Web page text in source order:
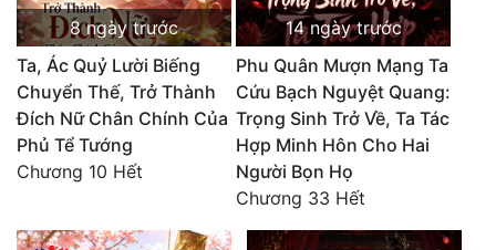
8 ngày trước
Ta, Ác Quỷ Lười Biếng
Chuyển Thế, Trở Thành
Đích Nữ Chân Chính Của
Phủ Tể Tướng
Chương 10 Hết
14 ngày trước
Phu Quân Mượn Mạng Ta
Cứu Bạch Nguyệt Quang:
Trọng Sinh Trở Về, Ta Tác
Hợp Minh Hôn Cho Hai
Người Bọn Họ
Chương 33 Hết